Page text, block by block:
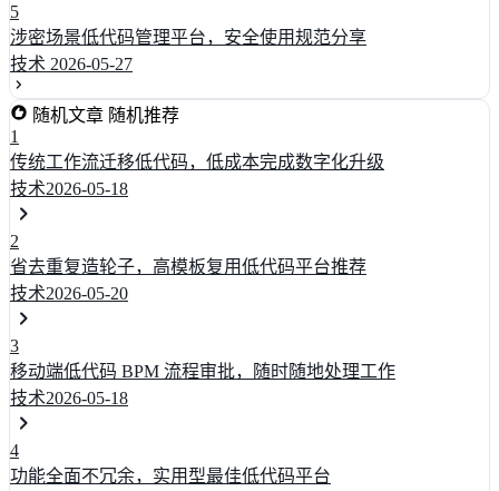
5
涉密场景低代码管理平台，安全使用规范分享
技术 2026-05-27
随机文章 随机推荐
1
传统工作流迁移低代码，低成本完成数字化升级
技术2026-05-18
2
省去重复造轮子，高模板复用低代码平台推荐
技术2026-05-20
3
移动端低代码 BPM 流程审批，随时随地处理工作
技术2026-05-18
4
功能全面不冗余，实用型最佳低代码平台